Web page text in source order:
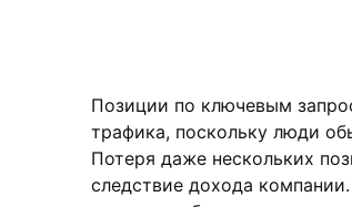
Позиции по ключевым
трафика, поскольку люди
Потеря даже нескольких
следствие дохода